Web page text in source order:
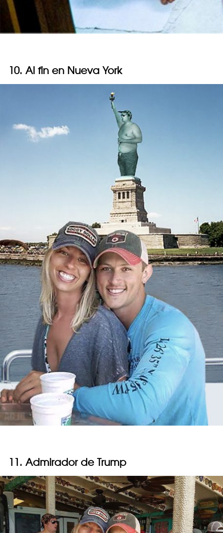
10. Al fin en Nueva York
11. Admirador de Trump